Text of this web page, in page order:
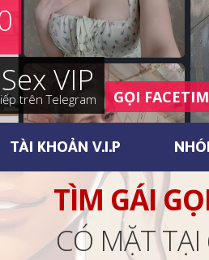
VIP
trên Telegram GỌI
TÀI KHOẢN V.I.P
TÌM GÁI
CÓ MẶT